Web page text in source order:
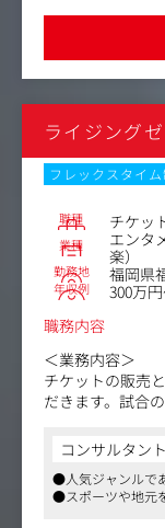
美を代表する有
入れている同社
【変更の範囲】無
義でなく同社の
ライジング
フレックスタイム
職種 チケッ
業種
エンタ
楽）
勤務地 福岡県
年収例
300万
職務内容
＜業務内容＞
チケットの販売
だきます。試合
す。
＜具体的な仕事内
・チケット販売
コンサルタン
●人気ジャンルで
●スポーツや地元